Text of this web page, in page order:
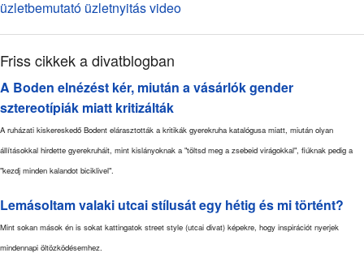
üzletbemutató üzletnyitásvideo
Friss cikkek a divatblogban
A Boden elnézést kér, miután a vásárlók gender
sztereotípiák miatt kritizálták
A ruházati kiskereskedő Bodent elárasztották a kritikák gyerekruha katalógusa miatt, miután olyan
állításokkal hirdette gyerekruháit, mint kislányoknak a "töltsd meg a zsebeid virágokkal", fiúknak pedig a
"kezdj minden kalandot biciklivel".
Lemásoltam valaki utcai stílusát egy hétig és mi történt?
Mint sokan mások én is sokat kattingatok street style (utcai divat) képekre, hogy inspirációt nyerjek
mindennapi öltözködésemhez.